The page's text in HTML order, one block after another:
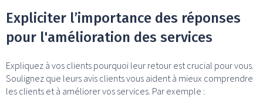
Expliciter l’importance des réponses
pour l'amélioration des services
Expliquez à vos clients pourquoi leur retour est crucial pour vous.
Soulignez que leurs avis clients vous aident à mieux comprendre
les clients et à améliorer vos services. Par exemple :